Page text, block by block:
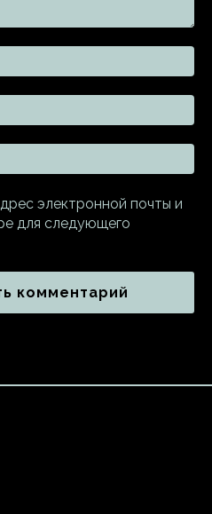
электронной почты и
для следующего